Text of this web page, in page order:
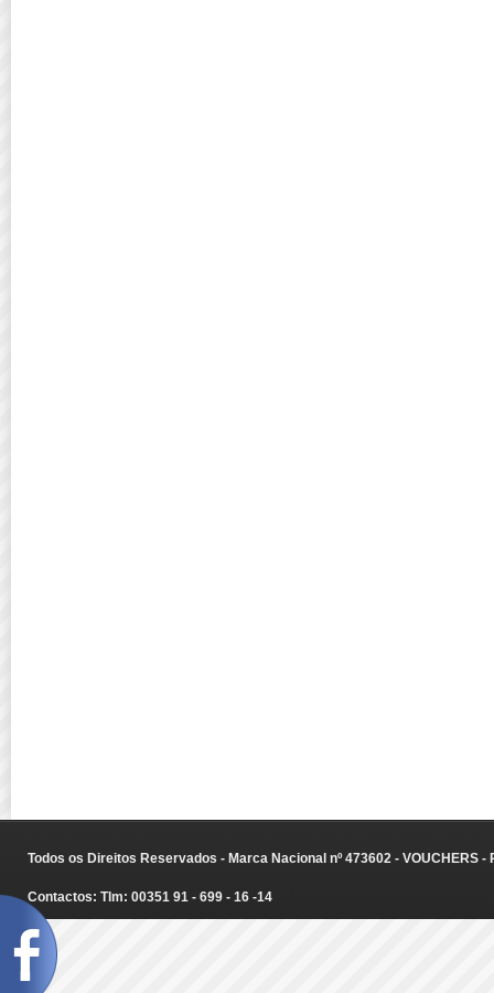
Todos os Direitos Reservados - Marca Nacional nº 473602 - VOUCHERS
Contactos: Tlm: 00351 91 - 699 - 16 -14